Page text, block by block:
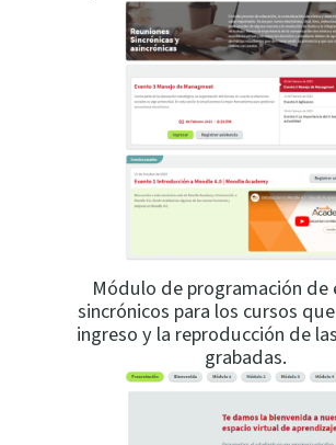
Módulo de programación de
sincrónicos para los cursos
ingreso y la reproducción de
grabadas.